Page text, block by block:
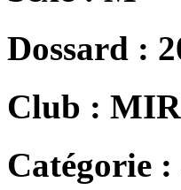
Dossard :
Club :
Catégorie :